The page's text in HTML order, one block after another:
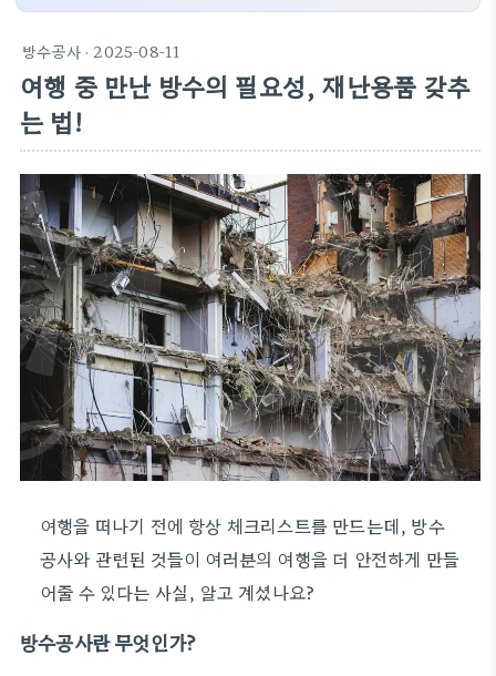
방수공사· 2025-08-11
여행 중 만난 방수의 필요성, 재난용품 갖추
는 법!
여행을 떠나기 전에 항상 체크리스트를 만드는데, 방수
공사와 관련된 것들이 여러분의 여행을 더 안전하게 만들
어줄 수 있다는 사실, 알고 계셨나요?
방수공사란 무엇인가?